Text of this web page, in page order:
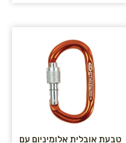
טבעת אובלית אלומיניום עם